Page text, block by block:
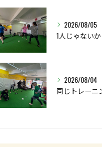
2026/08/05
2026/08/04